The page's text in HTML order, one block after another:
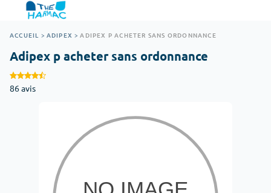
ACCUEIL > ADIPEX > ADIPEX P ACHETER SANS ORDONNANCE
Adipex p acheter sans ordonnance
86 avis